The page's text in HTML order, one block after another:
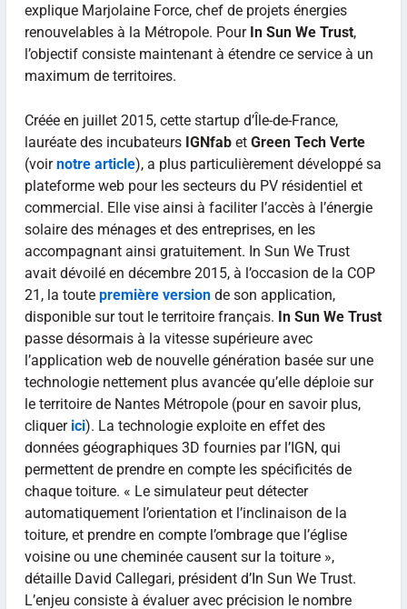
explique Marjolaine Force, chef de projets énergies
renouvelables à la Métropole. Pour In Sun We Trust,
l’objectif consiste maintenant à étendre ce service à un
maximum de territoires.
Créée en juillet 2015, cette startup d’Île-de-France,
lauréate des incubateurs IGNfabet Green Tech Verte
(voirnotre article), a plus particulièrement développé sa
plateforme web pour les secteurs du PV résidentiel et
commercial. Elle vise ainsi à faciliter l’accès à l’énergie
solaire des ménages et des entreprises, en les
accompagnant ainsi gratuitement. In Sun We Trust
avait dévoilé en décembre 2015, à l’occasion de la COP
21, la toute première versionde son application,
disponible sur tout le territoire français. In Sun We Trust
passe désormais à la vitesse supérieure avec
l’application web de nouvelle génération basée sur une
technologie nettement plus avancée qu’elle déploie sur
le territoire de Nantes Métropole (pour en savoir plus,
cliquer ici). La technologie exploite en effet des
données géographiques 3D fournies par l’IGN, qui
permettent de prendre en compte les spécificités de
chaque toiture. « Le simulateur peut détecter
automatiquement l’orientation et l’inclinaison de la
toiture, et prendre en compte l’ombrage que l’église
voisine ou une cheminée causent sur la toiture »,
détaille David Callegari, président d’In Sun We Trust.
L’enjeu consiste à évaluer avec précision le nombre